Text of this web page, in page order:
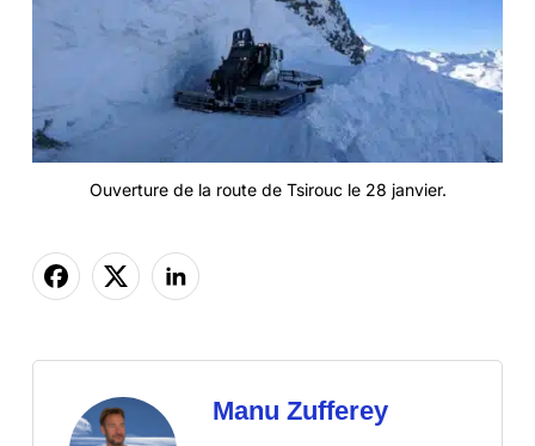
Ouverture de la route de Tsirouc le 28 janvier.
Manu Zufferey